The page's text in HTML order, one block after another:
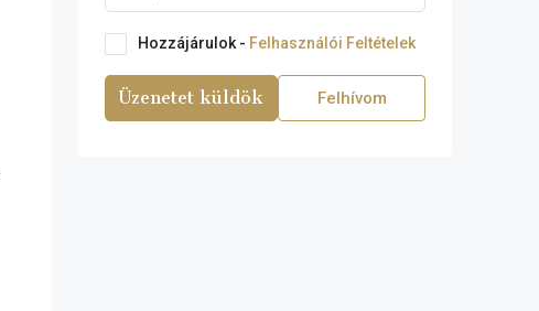
Hozzájárulok - Felhasználói Feltételek
Üzenetet küldök Felhívom